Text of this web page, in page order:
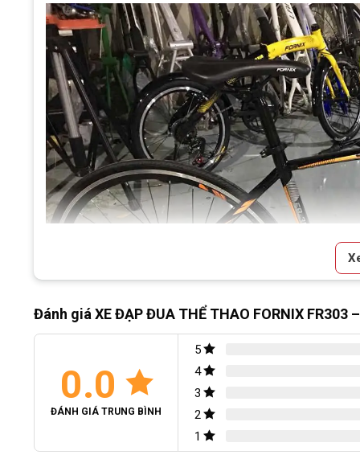
Giới thiệu sản phẩm
Thiết kế kiểu dáng khí động học độc đáo
Chế độ bảo hành tốt
Đánh giá XE ĐẠP ĐUA THỂ THAO FORNIX FR303
0.0
ĐÁNH GIÁ TRUNG BÌNH
5
4
3
2
1